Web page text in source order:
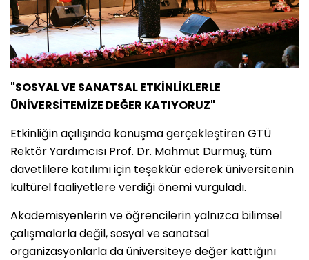
"SOSYAL VE SANATSAL ETKİNLİKLERLE
ÜNİVERSİTEMİZE DEĞER KATIYORUZ"
Etkinliğin açılışında konuşma gerçekleştiren GTÜ
Rektör Yardımcısı Prof. Dr. Mahmut Durmuş, tüm
davetlilere katılımı için teşekkür ederek üniversitenin
kültürel faaliyetlere verdiği önemi vurguladı.
Akademisyenlerin ve öğrencilerin yalnızca bilimsel
çalışmalarla değil, sosyal ve sanatsal
organizasyonlarla da üniversiteye değer kattığını